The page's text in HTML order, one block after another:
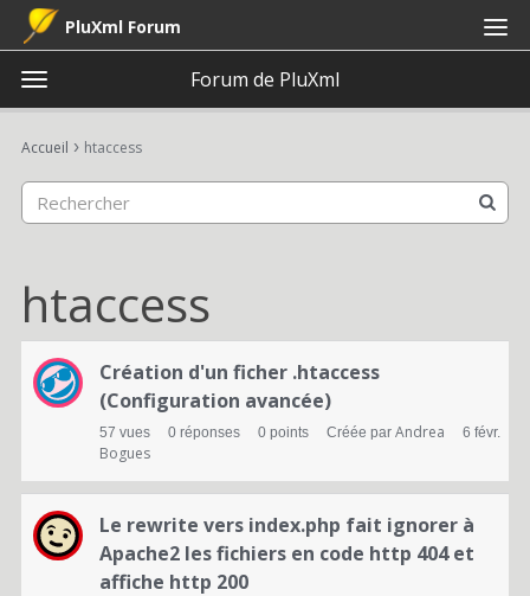
PluXml Forum
t
g
e
n
u
Forum de PluXml
Catégories
Discussions
Activité
Connexion
Accueil › htaccess
htaccess
L
t
e
d
Création d'un ficher .htaccess
(Configuration avancée)
57 vues 0 réponses 0 points Créée par Andrea 6 févr.
Bogues
Le rewrite vers index.php fait ignorer à
Apache2 les fichiers en code http 404 et
affiche http 200